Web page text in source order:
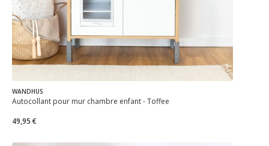
WANDHUS
Autocollant pour mur chambre enfant - Toffee
49,95 €